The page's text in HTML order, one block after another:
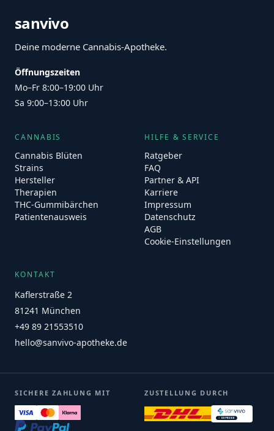
sanvivo
Deine moderne Cannabis-Apotheke.
Öffnungszeiten
Mo–Fr 8:00–19:00 Uhr
Sa 9:00–13:00 Uhr
CANNABIS
Cannabis Blüten
Strains
Hersteller
Therapien
THC-Gummibärchen
Patientenausweis
HILFE & SERVICE
Ratgeber
FAQ
Partner & API
Karriere
Impressum
Datenschutz
AGB
Cookie-Einstellungen
KONTAKT
Kaflerstraße 2
81241 München
+49 89 21553510
hello@sanvivo-apotheke.de
SICHERE ZAHLUNG MIT ZUSTELLUNG DURCH